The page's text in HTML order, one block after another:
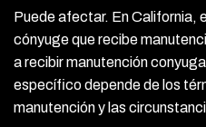
Puede afectar. En California,
cónyuge que recibe
a recibir manutención
específico depende de los
manutención y las